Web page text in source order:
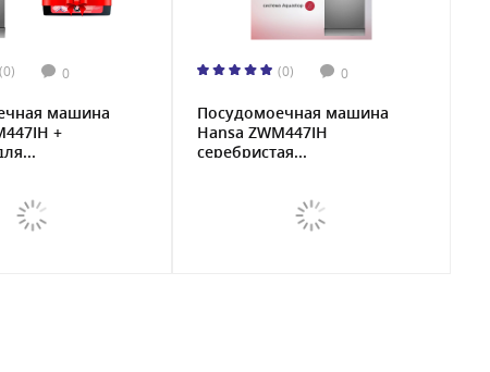
(0) 0
машина
+
(0) 0
Посудомоечная машина
Hansa ZWM447IH
серебристая...